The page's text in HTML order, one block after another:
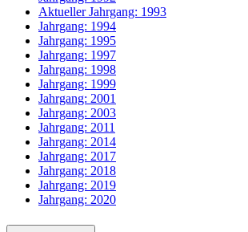
Aktueller Jahrgang: 1993
Jahrgang: 1994
Jahrgang: 1995
Jahrgang: 1997
Jahrgang: 1998
Jahrgang: 1999
Jahrgang: 2001
Jahrgang: 2003
Jahrgang: 2011
Jahrgang: 2014
Jahrgang: 2017
Jahrgang: 2018
Jahrgang: 2019
Jahrgang: 2020